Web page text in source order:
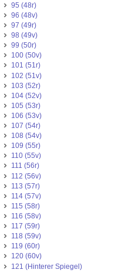
95 (48r)
96 (48v)
97 (49r)
98 (49v)
99 (50r)
100 (50v)
101 (51r)
102 (51v)
103 (52r)
104 (52v)
105 (53r)
106 (53v)
107 (54r)
108 (54v)
109 (55r)
110 (55v)
111 (56r)
112 (56v)
113 (57r)
114 (57v)
115 (58r)
116 (58v)
117 (59r)
118 (59v)
119 (60r)
120 (60v)
121 (Hinterer Spiegel)